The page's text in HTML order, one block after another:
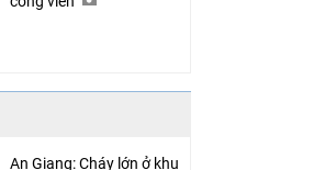
An Giang: Cháy lớn ở khu